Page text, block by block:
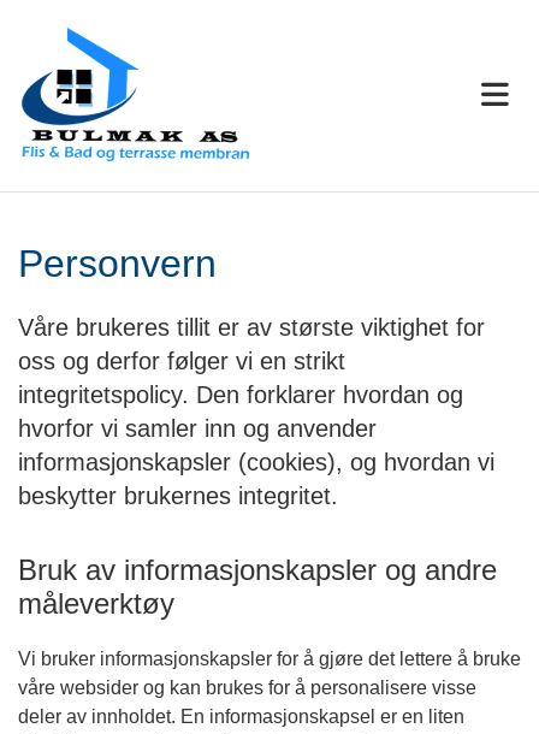
Personvern
Våre brukeres tillit er av største viktighet for
oss og derfor følger vi en strikt
integritetspolicy. Den forklarer hvordan og
hvorfor vi samler inn og anvender
informasjonskapsler (cookies), og hvordan vi
beskytter brukernes integritet.
Bruk av informasjonskapsler og andre
måleverktøy
Vi bruker informasjonskapsler for å gjøre det lettere å bruke
våre websider og kan brukes for å personalisere visse
deler av innholdet. En informasjonskapsel er en liten